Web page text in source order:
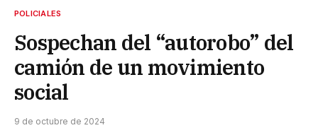
POLICIALES
Sospechan del “autorobo” del
camión de un movimiento
social
9 de octubre de 2024